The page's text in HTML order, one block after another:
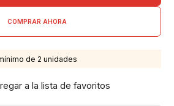
COMPRAR AHORA
de 2 unidades
a la lista de favoritos